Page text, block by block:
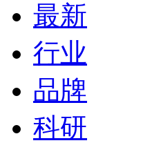
最新
行业
品牌
科研